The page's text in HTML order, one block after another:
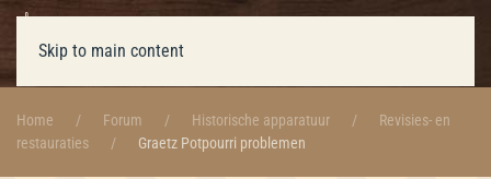
Skip to main content
Home Forum Historische apparatuur
Revisies- en
restauraties
Graetz Potpourri problemen